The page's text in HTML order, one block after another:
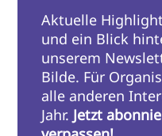
Aktuelle
und ein Blick
unserem
Bilde. Für
alle anderen
Jahr. Jetzt